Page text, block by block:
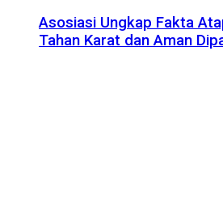
Asosiasi Ungkap Fakta
Tahan Karat dan Aman